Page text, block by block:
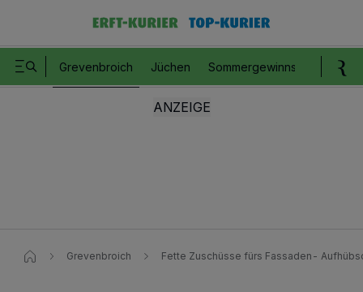
Grevenbroich Jüchen Sommergewinnspiel
Grevenbroich Fette Zuschüsse fürs Fassaden-